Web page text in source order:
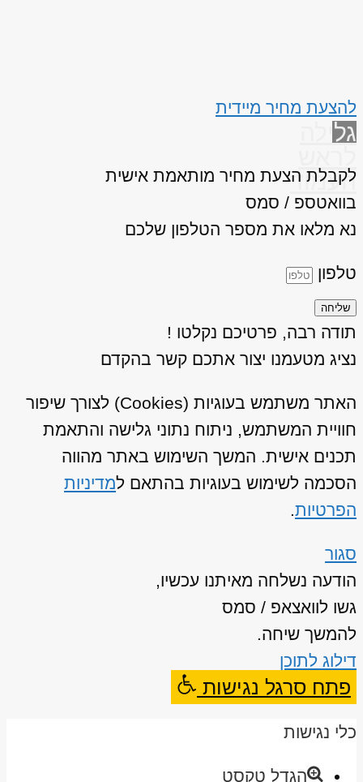
להצעת מחיר מיידית
גלילה
העמוד
לקבלת הצעת מחיר מותאמת אישית
בוואטספ / סמס
נא מלאו את מספר הטלפון שלכם
טלפון
שליחה
תודה רבה, פרטיכם נקלטו !
נציג מטעמנו יצור אתכם קשר בהקדם
האתר משתמש בעוגיות (Cookies) לצורך שיפור
חוויית המשתמש, ניתוח נתוני גלישה והתאמת
תכנים אישית. המשך השימוש באתר מהווה
הסכמה לשימוש בעוגיות בהתאם למדיניות
הפרטיות.
סגור
הודעה נשלחה מאיתנו עכשיו,
גשו לוואצאפ / סמס
להמשך שיחה.
דילוג לתוכן
פתח סרגל נגישות
כלי נגישות
הגדל טקסט